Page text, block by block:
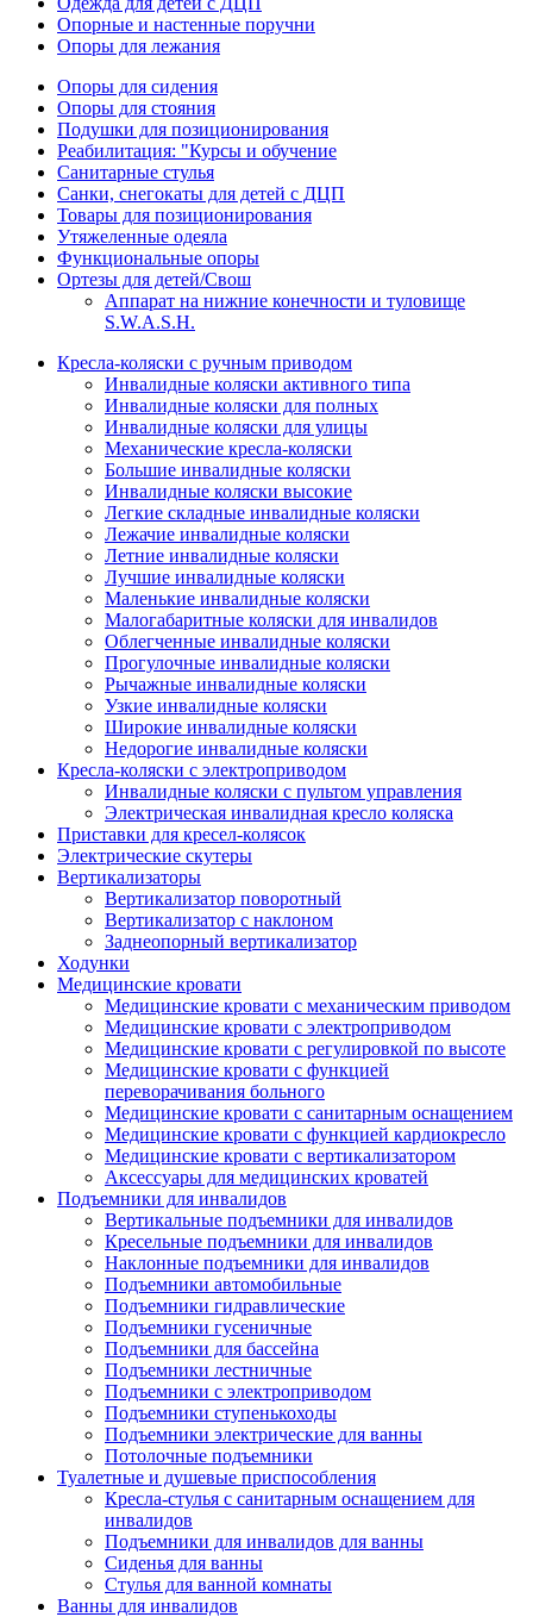
Опорные и настенные поручни
Опоры для лежания
Опоры для сидения
Опоры для стояния
Подушки для позиционирования
Реабилитация: "Курсы и обучение
Санитарные стулья
Санки, снегокаты для детей с ДЦП
Товары для позиционирования
Утяжеленные одеяла
Функциональные опоры
Ортезы для детей/Свош
Аппарат на нижние конечности и туловище
S.W.A.S.H.
Кресла-коляски с ручным приводом
Инвалидные коляски активного типа
Инвалидные коляски для полных
Инвалидные коляски для улицы
Механические кресла-коляски
Большие инвалидные коляски
Инвалидные коляски высокие
Легкие складные инвалидные коляски
Лежачие инвалидные коляски
Летние инвалидные коляски
Лучшие инвалидные коляски
Маленькие инвалидные коляски
Малогабаритные коляски для инвалидов
Облегченные инвалидные коляски
Прогулочные инвалидные коляски
Рычажные инвалидные коляски
Узкие инвалидные коляски
Широкие инвалидные коляски
Недорогие инвалидные коляски
Кресла-коляски с электроприводом
Инвалидные коляски с пультом управления
Электрическая инвалидная кресло коляска
Приставки для кресел-колясок
Электрические скутеры
Вертикализаторы
Вертикализатор поворотный
Вертикализатор с наклоном
Заднеопорный вертикализатор
Ходунки
Медицинские кровати
Медицинские кровати с механическим приводом
Медицинские кровати с электроприводом
Медицинские кровати с регулировкой по высоте
Медицинские кровати с функцией
переворачивания больного
Медицинские кровати с санитарным оснащением
Медицинские кровати с функцией кардиокресло
Медицинские кровати с вертикализатором
Аксессуары для медицинских кроватей
Подъемники для инвалидов
Вертикальные подъемники для инвалидов
Кресельные подъемники для инвалидов
Наклонные подъемники для инвалидов
Подъемники автомобильные
Подъемники гидравлические
Подъемники гусеничные
Подъемники для бассейна
Подъемники лестничные
Подъемники с электроприводом
Подъемники ступенькоходы
Подъемники электрические для ванны
Потолочные подъемники
Туалетные и душевые приспособления
Кресла-стулья с санитарным оснащением для
инвалидов
Подъемники для инвалидов для ванны
Сиденья для ванны
Стулья для ванной комнаты
Ванны для инвалидов